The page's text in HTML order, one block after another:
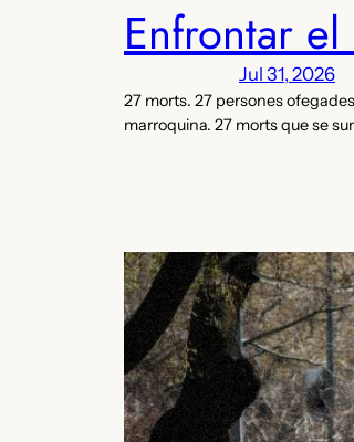
Enfrontar
Jul 31, 2026
27 morts. 27 persones
marroquina. 27 morts que se